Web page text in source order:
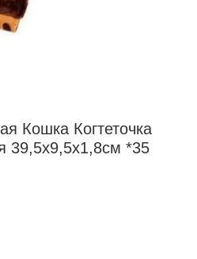
Кошка Когтеточка
39,5х9,5х1,8см *35